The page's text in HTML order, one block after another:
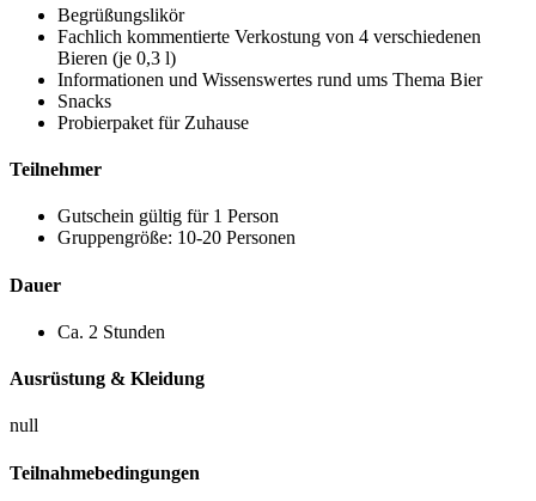
Begrüßungslikör
Fachlich kommentierte Verkostung von 4 verschiedenen
Bieren (je 0,3 l)
Informationen und Wissenswertes rund ums Thema Bier
Snacks
Probierpaket für Zuhause
Teilnehmer
Gutschein gültig für 1 Person
Gruppengröße: 10-20 Personen
Dauer
Ca. 2 Stunden
Ausrüstung & Kleidung
null
Teilnahmebedingungen